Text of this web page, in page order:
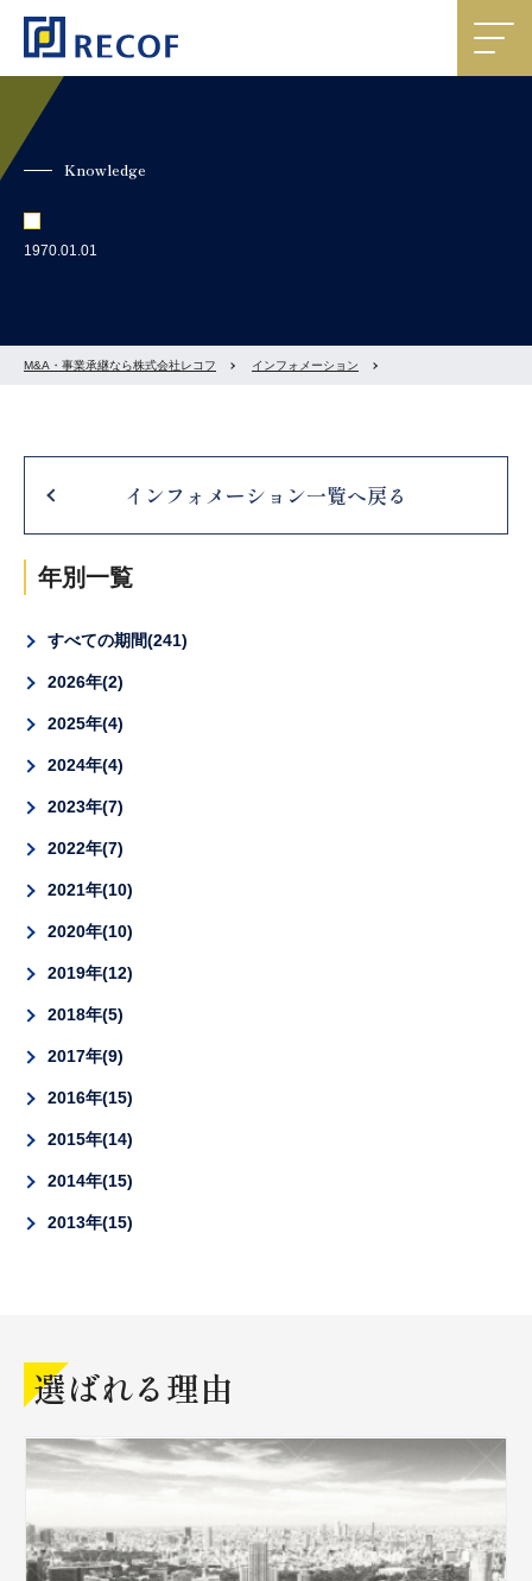
Knowledge
1970.01.01
M&A・事業承継なら株式会社レコフ インフォメーション
インフォメーション一覧へ戻る
年別一覧
すべての期間 241
2026年 2
2025年 4
2024年 4
2023年 7
2022年 7
2021年 10
2020年 10
2019年 12
2018年 5
2017年 9
2016年 15
2015年 14
2014年 15
2013年 15
選ばれる理由